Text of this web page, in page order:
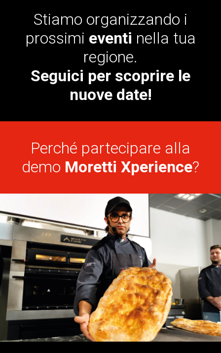
Stiamo organizzando i
prossimi eventi nella tua
regione.
Seguici per scoprire le
nuove date!
Perché partecipare alla
demo Moretti Xperience?